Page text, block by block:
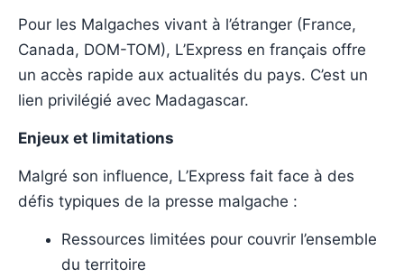
Pour les Malgaches vivant à l’étranger (France,
Canada, DOM-TOM), L’Express en français offre
un accès rapide aux actualités du pays. C’est un
lien privilégié avec Madagascar.
Enjeux et limitations
Malgré son influence, L’Express fait face à des
défis typiques de la presse malgache :
Ressources limitées pour couvrir l’ensemble
du territoire